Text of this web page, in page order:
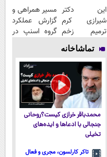
این دکتر
شیرازی کرم
ترمیم زخم
ایرانی را
ساخت!!!
مسیر همراهی و
گزارش عملکرد
گروه اسنپ در
تماشاخانه
محمدباقر خرازی کیست؟روحانی
جنجالی با ادعاها و ایده‌های
تخیلی
تاکر کارلسون، مجری و فعال